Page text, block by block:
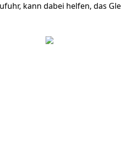
kann dabei helfen, das